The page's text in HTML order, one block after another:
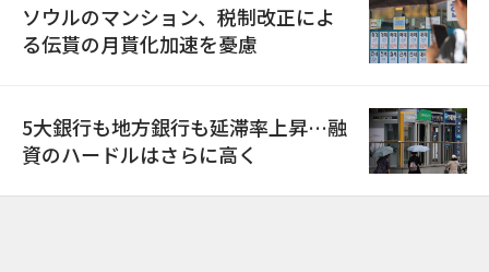
ソウルのマンション、税制改正によ
る伝貰の月貰化加速を憂慮
5大銀行も地方銀行も延滞率上昇…融
資のハードルはさらに高く